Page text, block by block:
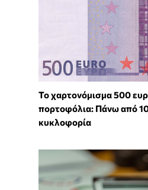
Το χαρτονόμισμα 500
πορτοφόλια: Πάνω από
κυκλοφορία